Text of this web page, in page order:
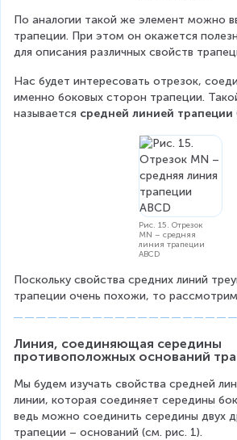
g
le
A
\
a
n
ci
r
c
\
\
\
n
g
le
A
g
le
C
\
a
n
ci
r
По аналогии такой же элемент можно
трапеции. При этом он окажется
для описания различных свойств
Нас будет интересовать отрезок,
именно боковых сторон трапеции.
называется средней линией трапеции
Рис. 15. Отрезок
MN – средняя
линия трапеции
ABCD
Поскольку свойства средних линий
трапеции очень похожи, то
Линия, соединяющая середины
противоположных оснований
Мы будем изучать свойства средней
линии, которая соединяет середины
ведь можно соединить середины двух
трапеции – оснований (см. рис. 1).